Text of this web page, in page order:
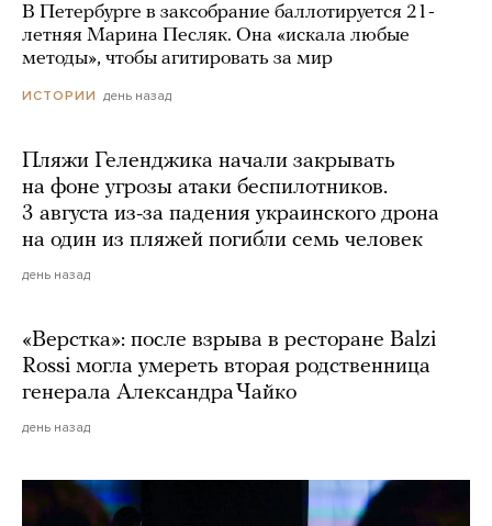
В Петербурге в заксобрание баллотируется 21-
летняя Марина Песляк. Она «искала любые
методы», чтобы агитировать за мир
ИСТОРИИ день назад
Пляжи Геленджика начали закрывать
на фоне угрозы атаки беспилотников.
3 августа из-за падения украинского дрона
на один из пляжей погибли семь человек
день назад
«Верстка»: после взрыва в ресторане Balzi
Rossi могла умереть вторая родственница
генерала Александра Чайко
день назад